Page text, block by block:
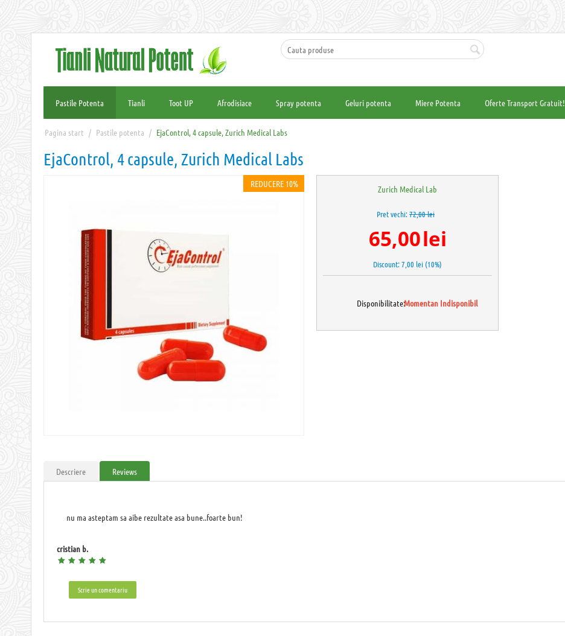
Pastile Potenta Tianli Toot UP Afrodisiace Spray potenta Geluri potenta Miere Potenta Oferte Transport Gratuit!
Pagina start / Pastile potenta / EjaControl, 4 capsule, Zurich Medical Labs
EjaControl, 4 capsule, Zurich Medical Labs
REDUCERE 10% Zurich Medical Lab
Pret vechi:72,00lei
65,00lei
Discount:7,00 lei (10%)
Disponibilitate:Momentan Indisponibil
Descriere Reviews
nu ma asteptam sa aibe rezultate asa bune..foarte bun!
cristian b.
Scrie un comentariu